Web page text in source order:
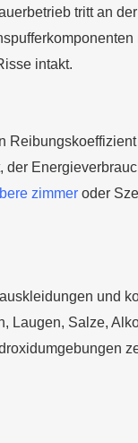
tritt an
intakt.
zimmeroder
und
Laugen, Salze,